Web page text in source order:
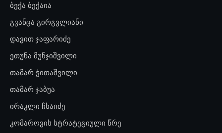
ბექა ბექაია
გვანცა გირგვლიანი
დავით ჯაფარიძე
ეთუნა მუნჯიშვილი
თამარ ჭითაშვილი
თამარ ჯაბუა
ირაკლი ჩხაიძე
კომაროვის სტრატეგიული წრე